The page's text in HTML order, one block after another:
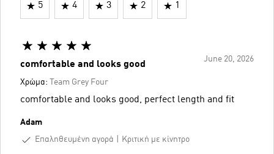
5 4 3 2 1
June 20, 2026
comfortable and looks good
Χρώμα: Team Grey Four
comfortable and looks good, perfect length and fit
Adam
Επαληθευμένη αγορά
Κριτική με κίνητρο